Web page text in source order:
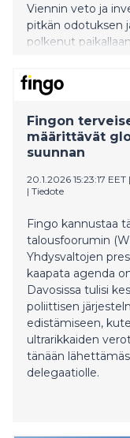
Viennin veto ja
pitkän odotuksen
polkenut
poissaolollaan, ja
malttamattomana
Fingon
määrittävät
suunnan
20.1.2026 15:23:17 EET |
| Tiedote
Fingo kannustaa
talousfoorumin
Yhdysvaltojen
kaapata agenda
Davosissa tulisi
poliittisen
edistämiseen,
ultrarikkaiden
tänään
delegaatiolle.